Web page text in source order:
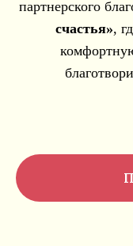
партнерского
счастья»,